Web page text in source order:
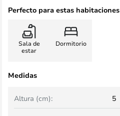
Perfecto para estas habitaciones
Sala de
estar
Dormitorio
Medidas
Altura (cm): 5